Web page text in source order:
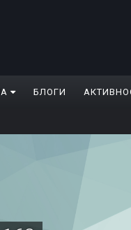
БЛОГИ